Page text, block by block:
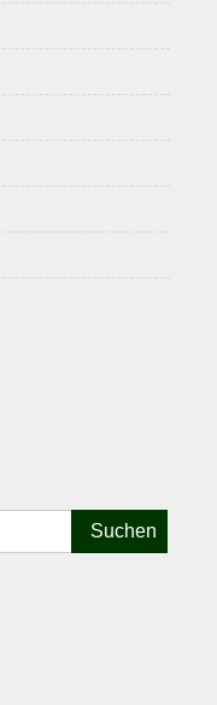
Suchen
nach: